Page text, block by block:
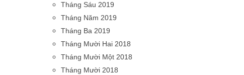
Tháng Sáu 2019
Tháng Năm 2019
Tháng Ba 2019
Tháng Mười Hai 2018
Tháng Mười Một 2018
Tháng Mười 2018